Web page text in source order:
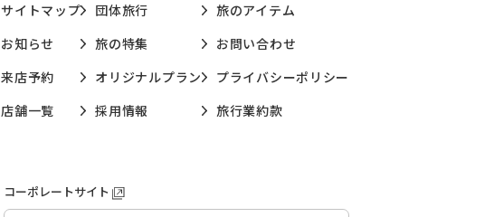
サイトマップ
お知らせ
来店予約
店舗一覧
団体旅行
旅の特集
オリジナルプラン
採用情報
旅のアイテム
お問い合わせ
プライバシーポリシー
旅行業約款
コーポレートサイト